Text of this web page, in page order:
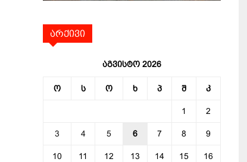
არქივი
აგვისტო 2026
ო ს ო ხ პ შ კ
1 2
3 4 5 6 7 8 9
10 11 12 13 14 15 16